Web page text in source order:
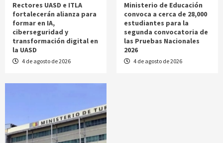
Rectores UASD e ITLA
fortalecerán alianza para
formar en IA,
ciberseguridad y
transformación digital en
la UASD
4 de agosto de 2026
Ministerio de Educación
convoca a cerca de 28,000
estudiantes para la
segunda convocatoria de
las Pruebas Nacionales
2026
4 de agosto de 2026